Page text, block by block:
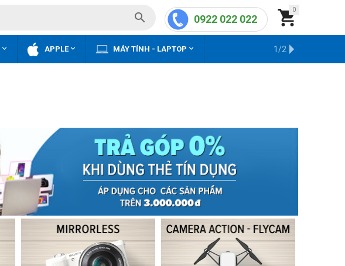
0

0922 022 022

 APPLE MÁY TÍNH - LAPTOP  KHO HÀNG CŨ
1/2